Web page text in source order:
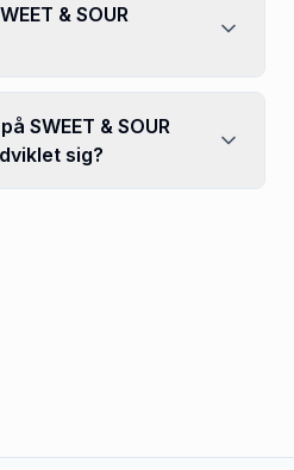
& SOUR
SWEET & SOUR
sig?